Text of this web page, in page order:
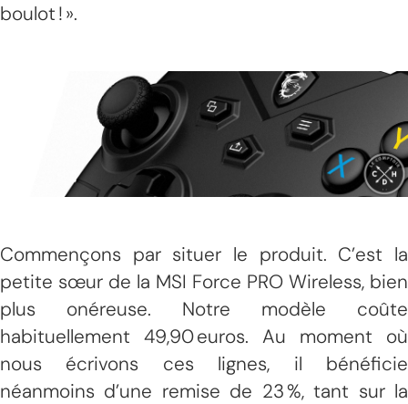
boulot ! ».
Commençons par situer le produit. C’est la
petite sœur de la MSI Force PRO Wireless, bien
plus onéreuse. Notre modèle coûte
habituellement 49,90 euros. Au moment où
nous écrivons ces lignes, il bénéficie
néanmoins d’une remise de 23 %, tant sur la